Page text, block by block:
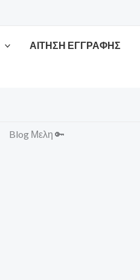
ΑΊΤΗΣΗ ΕΓΓΡΑΦΉΣ
Blog Μελη 🔑